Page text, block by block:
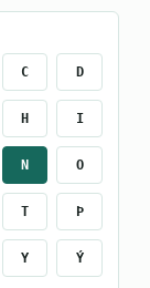
C D
H I
N O
T Þ
Y Ý